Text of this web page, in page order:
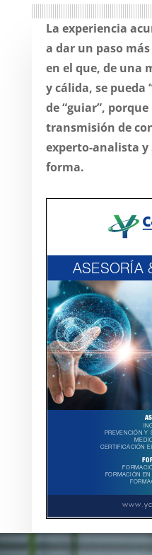
La experiencia
a dar un paso
en el que, de una
y cálida, se pueda
de “guiar”,
transmisión de
experto-analista y
forma.